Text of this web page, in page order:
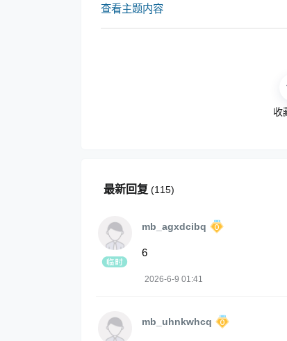
查看主题内容
收
最新回复 (115)
mb_agxdcibq
6
2026-6-9 01:41
mb_uhnkwhcq